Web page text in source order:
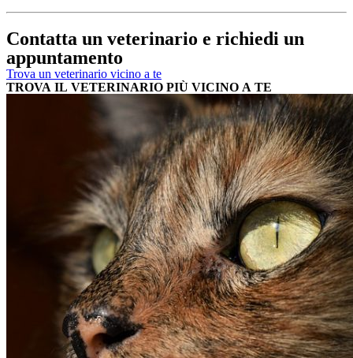
Contatta un veterinario e richiedi un
appuntamento
Trova un veterinario vicino a te
TROVA IL VETERINARIO PIÙ VICINO A TE